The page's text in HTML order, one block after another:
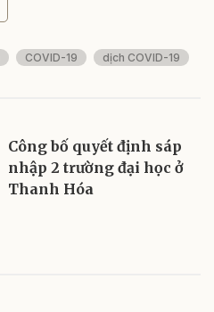
COVID-19 dịch COVID-19
Công bố quyết định sáp
nhập 2 trường đại học ở
Thanh Hóa